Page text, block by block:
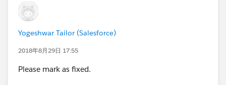
Yogeshwar Tailor (Salesforce)
2018年8月29日 17:55
Please mark as fixed.